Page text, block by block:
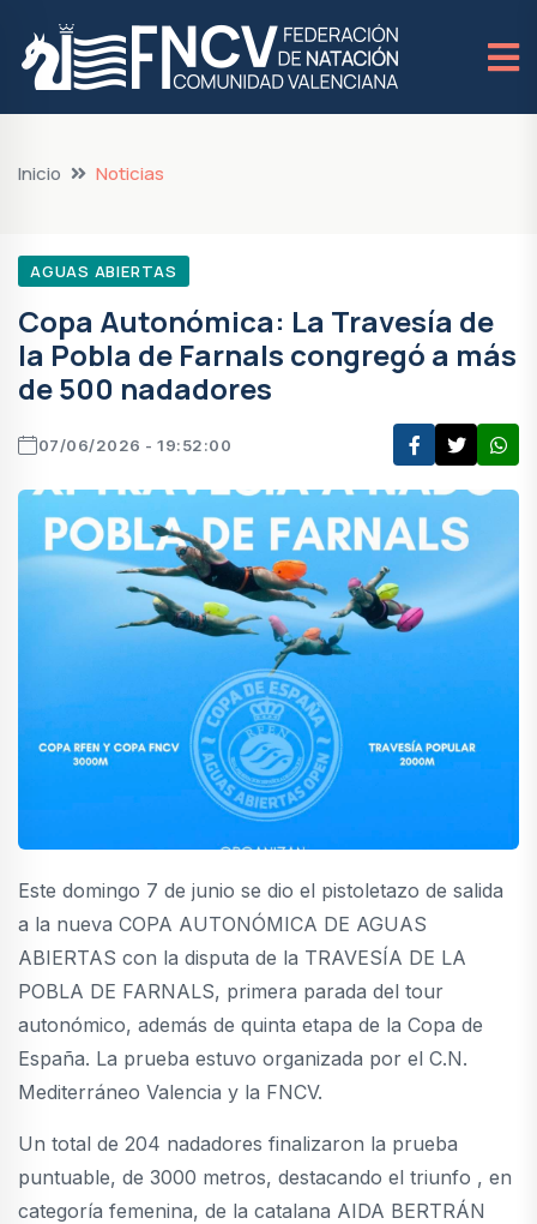
Inicio Noticias
AGUAS ABIERTAS
Copa Autonómica: La Travesía de
la Pobla de Farnals congregó a más
de 500 nadadores
07/06/2026 - 19:52:00
Este domingo 7 de junio se dio el pistoletazo de salida
a la nueva COPA AUTONÓMICA DE AGUAS
ABIERTAS con la disputa de la TRAVESÍA DE LA
POBLA DE FARNALS, primera parada del tour
autonómico, además de quinta etapa de la Copa de
España. La prueba estuvo organizada por el C.N.
Mediterráneo Valencia y la FNCV.
Un total de 204 nadadores finalizaron la prueba
puntuable, de 3000 metros, destacando el triunfo , en
categoría femenina, de la catalana AIDA BERTRÁN